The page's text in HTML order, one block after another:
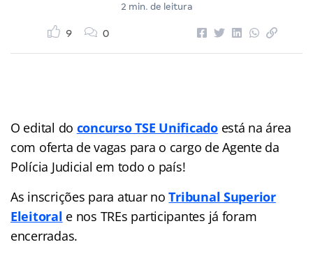
2 min. de leitura
9 0
O edital do concurso TSE Unificado está na área
com oferta de vagas para o cargo de Agente da
Polícia Judicial em todo o país!
As inscrições para atuar noTribunal Superior
Eleitoral e nos TREs participantes já foram
encerradas.